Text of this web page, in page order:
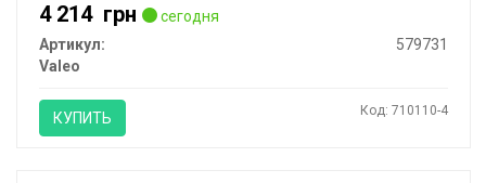
4 214 грн
сегодня
Артикул:
579731
Valeo
КУПИТЬ Код: 710110-4